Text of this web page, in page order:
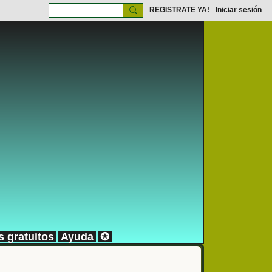
REGISTRATE YA! Iniciar sesión
gratuitos Ayuda ✪